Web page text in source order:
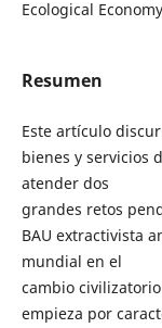
Ecological
Resumen
Este artículo
bienes y servicios
atender dos
grandes retos
BAU extractivista
mundial en el
cambio
empieza por